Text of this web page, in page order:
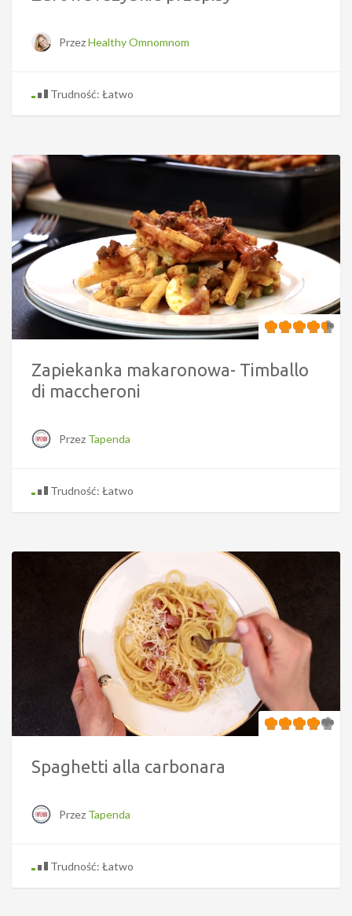
PrzezHealthy Omnomnom
Trudność: Łatwo
Zapiekanka makaronowa- Timballo
di maccheroni
Przez Tapenda
Trudność: Łatwo
Spaghetti alla carbonara
Przez Tapenda
Trudność: Łatwo